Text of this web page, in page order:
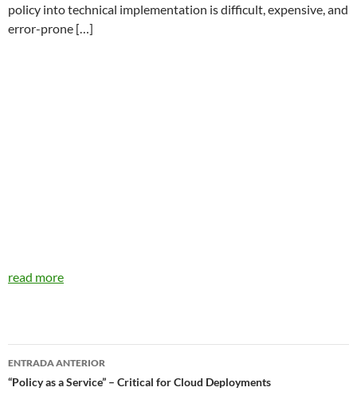
policy into technical implementation is difficult, expensive, and
error-prone […]
read more
Navegador
de
ENTRADA ANTERIOR
“Policy as a Service” – Critical for Cloud Deployments